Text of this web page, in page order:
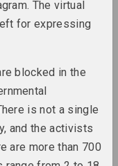
The virtual
for expressing
blocked in the
is not a single
and the activists
are more than 700